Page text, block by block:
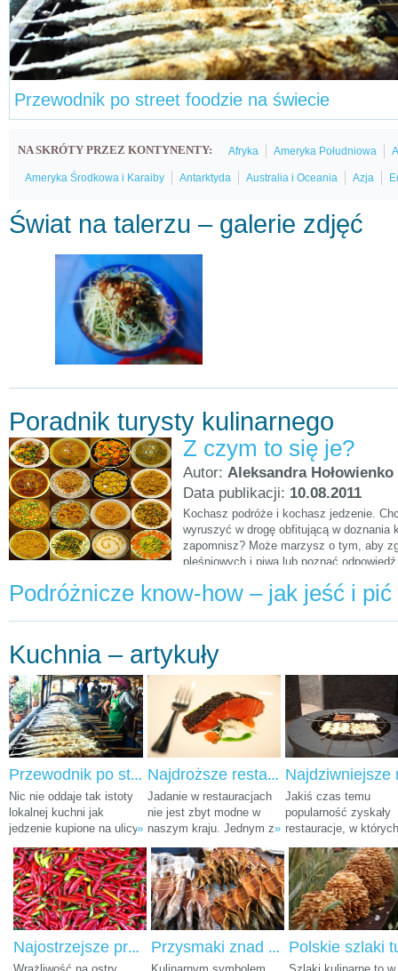
Przewodnik po street foodzie na świecie
NA SKRÓTY PRZEZ KONTYNENTY: Afryka Ameryka Południowa
Ameryka Środkowa i Karaiby Antarktyda Australia i Oceania Azja
Świat na talerzu – galerie zdjęć
Poradnik turysty kulinarnego
Z czym to się je?
Autor: Aleksandra Hołowienko
Data publikacji: 10.08.2011
Kochasz podróże i kochasz jedzenie.
wyruszyć w drogę obfitującą w doznania
zapomnisz? Może marzysz o tym, aby
pleśniowych i piwa lub poznać
dla ciebie.
Podróżnicze know-how – jak jeść i
Kuchnia – artykuły
Przewodnik po street foodzie na świecie
Nic nie oddaje tak istoty
lokalnej kuchni jak
jedzenie kupione na ulicy,
przygotowane na naszych
oczach przez ulicznych
kucharzy. Do tego street
food jest dużo tańszy niż
wizyta w restauracji. Jest
to forma popularna
głównie w krajach
»
Najdroższe restauracje świata
Jadanie w restauracjach
nie jest zbyt modne w
naszym kraju. Jednym z
pewno niski budżet
przeznaczany przez
Polaków na tego typu
przyjemności. Wydanie
pięćdziesięciu lub stu
złotych podczas jednego
wieczoru nie mieści się
»
Jakiś czas temu
popularność zyskały
restauracje, w których
w sposób niezwykły i
oryginalny.
za sprawą Dans le
czyli jak sama nazwa
wskazuje, jedzenia w
ciemności. Moda ta
dotarła także do
Najostrzejsze przyprawy świata
Przysmaki znad Bajkału